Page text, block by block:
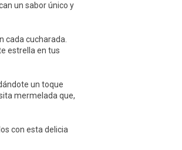
un sabor único y
cada cucharada.
estrella en tus
un toque
mermelada que,
con esta delicia